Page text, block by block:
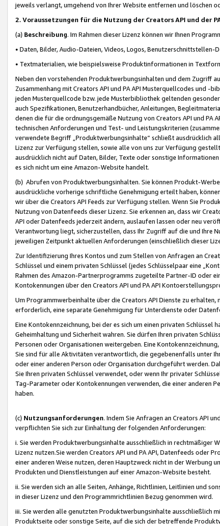
jeweils verlangt, umgehend von Ihrer Website entfernen und löschen
2. Voraussetzungen für die Nutzung der Creators API und der
(a) Beschreibung. Im Rahmen dieser Lizenz können wir Ihnen
• Daten, Bilder, Audio-Dateien, Videos, Logos, Benutzerschnittstellen-
• Textmaterialien, wie beispielsweise Produktinformationen in
Neben den vorstehenden Produktwerbungsinhalten und dem Zugriff
Zusammenhang mit Creators API und PA API Musterquellcodes und
jeden Musterquellcode bzw. jede Musterbibliothek geltenden
auch Spezifikationen, Benutzerhandbücher, Anleitungen,
denen die für die ordnungsgemäße Nutzung von Creators API und PA
technischen Anforderungen und Test- und Leistungskriterien
verwendete Begriff „Produktwerbungsinhalte“ schließt ausdrücklich
Lizenz zur Verfügung stellen, sowie alle von uns zur Verfügung
ausdrücklich nicht auf Daten, Bilder, Texte oder sonstige
es sich nicht um eine Amazon-Website handelt.
(b) Abrufen von Produktwerbungsinhalten. Sie können Produkt-
ausdrückliche vorherige schriftliche Genehmigung erteilt haben,
wir über die Creators API Feeds zur Verfügung stellen. Wenn Sie
Nutzung von Datenfeeds dieser Lizenz. Sie erkennen an, dass wir
API oder Datenfeeds jederzeit ändern, auslaufen lassen oder neu
Verantwortung liegt, sicherzustellen, dass Ihr Zugriff auf die und Ihre
jeweiligen Zeitpunkt aktuellen Anforderungen (einschließlich dieser
Zur Identifizierung Ihres Kontos und zum Stellen von Anfragen an
Schlüssel und einem privaten Schlüssel (jedes Schlüsselpaar eine
Rahmen des Amazon-Partnerprogramms zugeteilte Partner-ID oder
Kontokennungen über den Creators API und PA API
Um Programmwerbeinhalte über die Creators API Dienste zu
erforderlich, eine separate Genehmigung für Unterdienste oder
Eine Kontokennzeichnung, bei der es sich um einen privaten
Geheimhaltung und Sicherheit wahren. Sie dürfen Ihren privaten
Personen oder Organisationen weitergeben. Eine
Sie sind für alle Aktivitäten verantwortlich, die gegebenenfalls unter
oder einer anderen Person oder Organisation durchgeführt werden.
Sie Ihren privaten Schlüssel verwendet, oder wenn Ihr privater
Tag-Parameter oder Kontokennungen verwenden, die einer anderen
haben.
(c) Nutzungsanforderungen. Indem Sie Anfragen an Creators API
verpflichten Sie sich zur Einhaltung der folgenden Anforderungen:
i. Sie werden Produktwerbungsinhalte ausschließlich in rechtmäßiger
Lizenz nutzen.Sie werden Creators API und PA API, Datenfeeds oder
einer anderen Weise nutzen, deren Hauptzweck nicht in der Werbung
Produkten und Dienstleistungen auf einer Amazon-Website besteht.
ii. Sie werden sich an alle Seiten, Anhänge, Richtlinien, Leitlinien und
in dieser Lizenz und den Programmrichtlinien Bezug genommen wird.
iii. Sie werden alle genutzten Produktwerbungsinhalte ausschließlich
Produktseite oder sonstige Seite, auf die sich der betreffende